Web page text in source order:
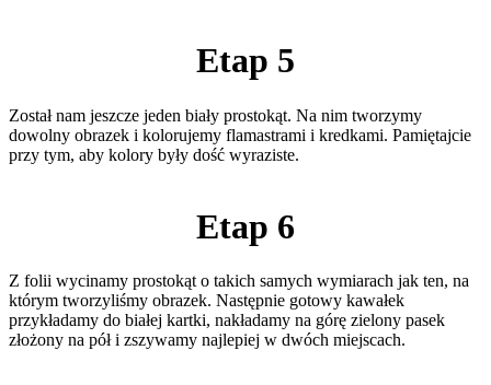
Etap 5
Został nam jeszcze jeden biały prostokąt. Na nim tworzymy
dowolny obrazek i kolorujemy flamastrami i kredkami. Pamiętajcie
przy tym, aby kolory były dość wyraziste.
Etap 6
Z folii wycinamy prostokąt o takich samych wymiarach jak ten, na
którym tworzyliśmy obrazek. Następnie gotowy kawałek
przykładamy do białej kartki, nakładamy na górę zielony pasek
złożony na pół i zszywamy najlepiej w dwóch miejscach.